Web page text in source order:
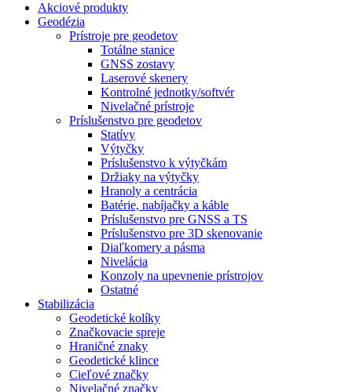
Akciové produkty
Geodézia
Prístroje pre geodetov
Totálne stanice
GNSS zostavy
Laserové skenery
Kontrolné jednotky/softvér
Nivelačné prístroje
Príslušenstvo pre geodetov
Statívy
Výtyčky
Príslušenstvo k výtyčkám
Držiaky na výtyčky
Hranoly a centrácia
Batérie, nabíjačky a káble
Príslušenstvo pre GNSS a TS
Príslušenstvo pre 3D skenovanie
Diaľkomery a pásma
Nivelácia
Konzoly na upevnenie prístrojov
Ostatné
Stabilizácia
Geodetické kolíky
Značkovacie spreje
Hraničné znaky
Geodetické klince
Cieľové značky
Nivelačné značky